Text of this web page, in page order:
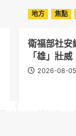
地方 焦點
衛福部社安
「雄」壯威
2026-08-05